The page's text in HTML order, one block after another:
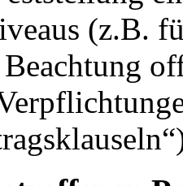
(z.B.